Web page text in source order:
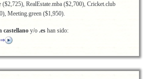
RealEstate.mba ($2,700), Cricket.club
Meeting.green ($1,950).
castellano y/o .es han sido:
⇒